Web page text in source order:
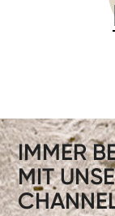
IMMER
MIT